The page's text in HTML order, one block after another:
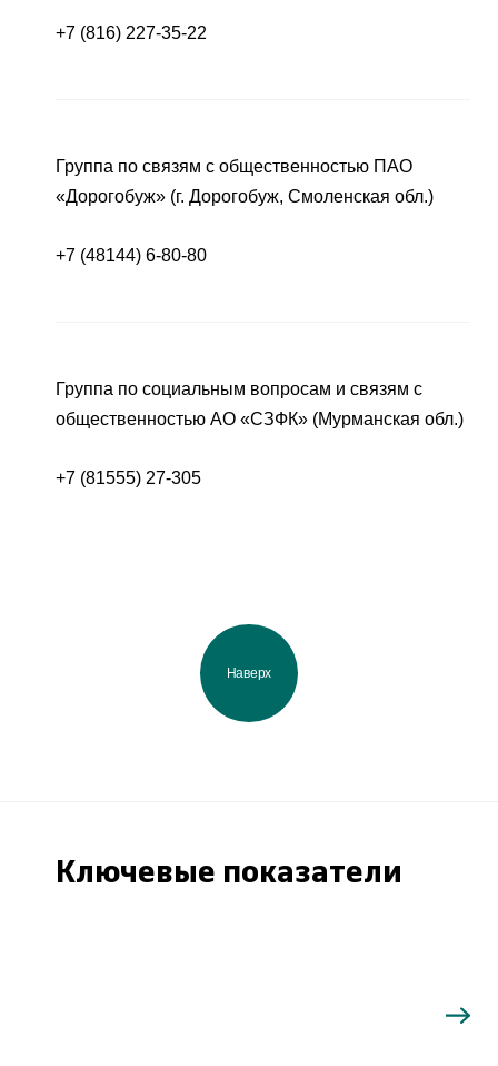
+7 (816) 227-35-22
Группа по связям с общественностью ПАО
«Дорогобуж» (г. Дорогобуж, Смоленская обл.)
+7 (48144) 6-80-80
Группа по социальным вопросам и связям с
общественностью АО «СЗФК» (Мурманская обл.)
+7 (81555) 27-305
Наверх
Ключевые показатели